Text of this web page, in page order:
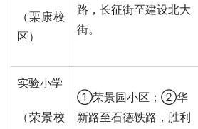
（栗康校
区）
路，长征街至建设北大
街。
实验小学
（荣景校
①荣景园小区；②华
新路至石德铁路，胜利